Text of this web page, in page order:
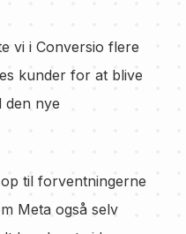
vi i Conversio flere
kunder for at blive
den nye
til forventningerne
Meta også selv